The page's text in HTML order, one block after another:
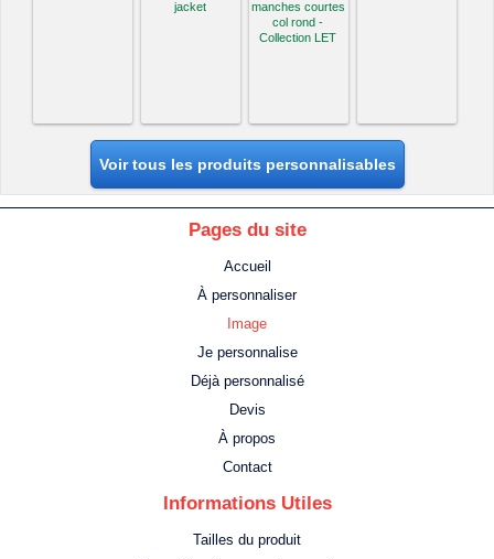
jacket
manches courtes
col rond -
Collection LET
Voir tous les produits personnalisables
Pages du site
Accueil
À personnaliser
Image
Je personnalise
Déjà personnalisé
Devis
À propos
Contact
Informations Utiles
Tailles du produit